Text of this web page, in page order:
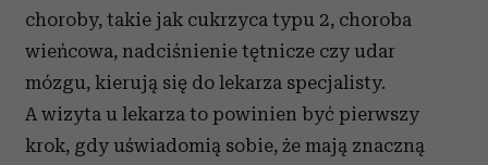
choroby, takie jak cukrzyca typu 2, choroba
wieńcowa, nadciśnienie tętnicze czy udar
mózgu, kierują się do lekarza specjalisty.
A wizyta u lekarza to powinien być pierwszy
krok, gdy uświadomią sobie, że mają znaczną